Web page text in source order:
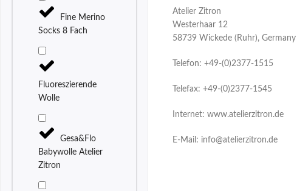
Fine Merino
Socks 8 Fach
Fluoreszierende
Wolle
Gesa&Flo
Babywolle Atelier
Zitron
Atelier Zitron
Westerhaar 12
58739 Wickede (Ruhr), Germany
Telefon: +49-(0)2377-1515
Telefax: +49-(0)2377-1545
Internet: www.atelierzitron.de
E-Mail: info@atelierzitron.de